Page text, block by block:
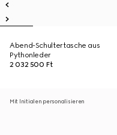
Abend-Schultertasche aus
Pythonleder
2 032 500 Ft
Mit Initialen personalisieren